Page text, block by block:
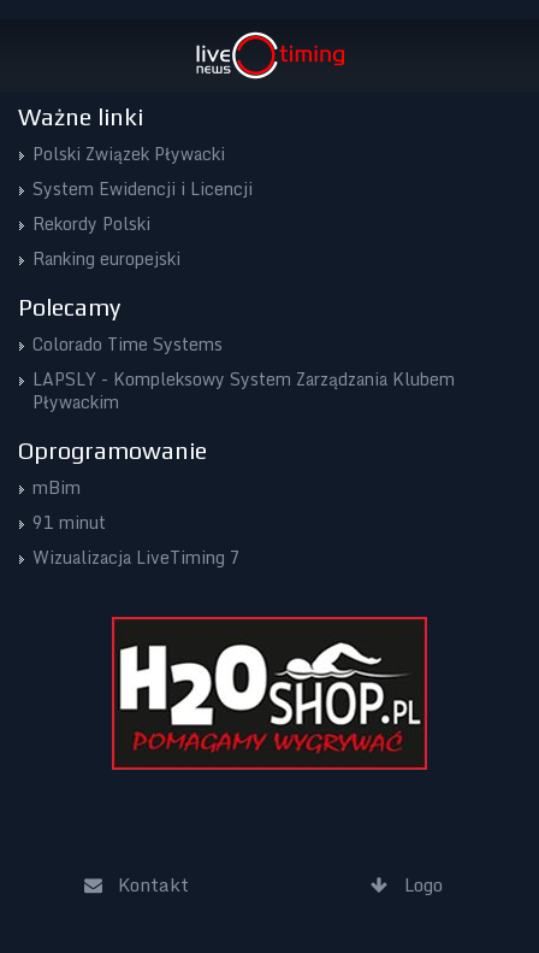
Ważne linki
Polski Związek Pływacki
System Ewidencji i Licencji
Rekordy Polski
Ranking europejski
Polecamy
Colorado Time Systems
LAPSLY - Kompleksowy System Zarządzania Klubem
Pływackim
Oprogramowanie
mBim
91 minut
Wizualizacja LiveTiming 7
Kontakt Logo